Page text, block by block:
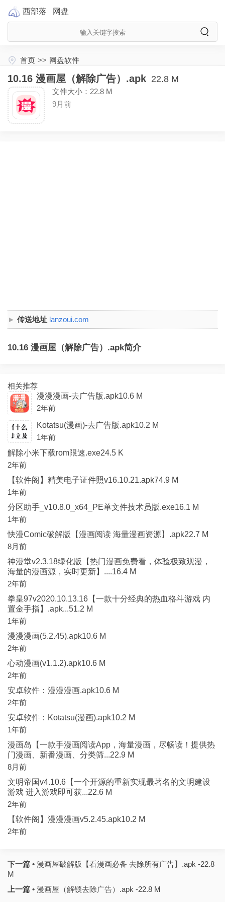
西部落 网盘
首页 >> 网盘软件
10.16 漫画屋（解除广告）.apk 22.8 M
文件大小：22.8 M
9月前
传送地址 lanzoui.com
10.16 漫画屋（解除广告）.apk简介
相关推荐
漫漫漫画-去广告版.apk10.6 M
2年前
Kotatsu(漫画)-去广告版.apk10.2 M
1年前
解除小米下载rom限速.exe24.5 K
2年前
【软件阁】精美电子证件照v16.10.21.apk74.9 M
1年前
分区助手_v10.8.0_x64_PE单文件技术员版.exe16.1 M
1年前
快漫Comic破解版【漫画阅读 海量漫画资源】.apk22.7 M
8月前
神漫堂v2.3.18绿化版【热门漫画免费看，体验极致观漫，
海量的漫画源，实时更新】....16.4 M
2年前
拳皇97v2020.10.13.16【一款十分经典的热血格斗游戏 内
置金手指】.apk...51.2 M
1年前
漫漫漫画(5.2.45).apk10.6 M
2年前
心动漫画(v1.1.2).apk10.6 M
2年前
安卓软件：漫漫漫画.apk10.6 M
2年前
安卓软件：Kotatsu(漫画).apk10.2 M
1年前
漫画岛【一款手漫画阅读App，海量漫画，尽畅读！提供热
门漫画、新番漫画、分类筛...22.9 M
8月前
文明帝国v4.10.6【一个开源的重新实现最著名的文明建设
游戏 进入游戏即可获...22.6 M
2年前
【软件阁】漫漫漫画v5.2.45.apk10.2 M
2年前
下一篇 • 漫画屋破解版【看漫画必备 去除所有广告】.apk -22.8
M
上一篇 • 漫画屋（解锁去除广告）.apk -22.8 M